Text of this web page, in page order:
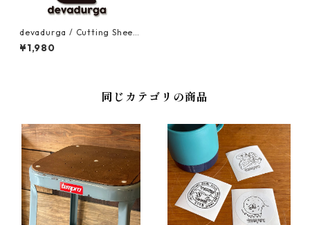
devadurga / Cutting Sheet
KUROUSAGI
¥1,980
同じカテゴリの商品